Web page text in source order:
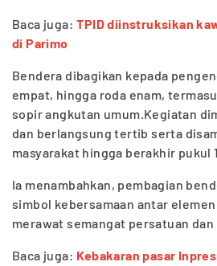
Baca juga:TPID diinstruksikan
di Parimo
Bendera dibagikan kepada
empat, hingga roda enam,
sopir angkutan umum.Kegiatan
dan berlangsung tertib serta
masyarakat hingga berakhir pukul
Ia menambahkan, pembagian
simbol kebersamaan antar
merawat semangat persatuan
Baca juga: Kebakaran pasar